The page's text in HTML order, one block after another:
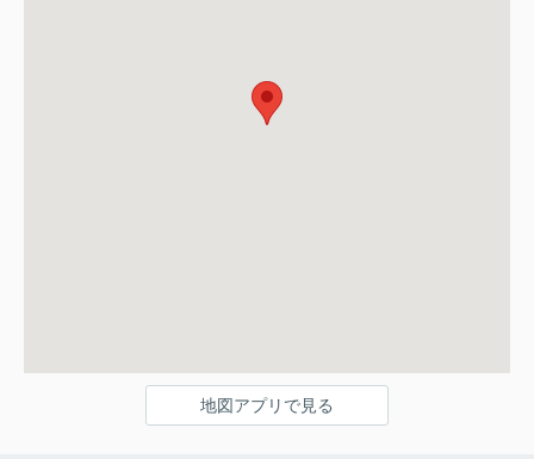
地図アプリで見る